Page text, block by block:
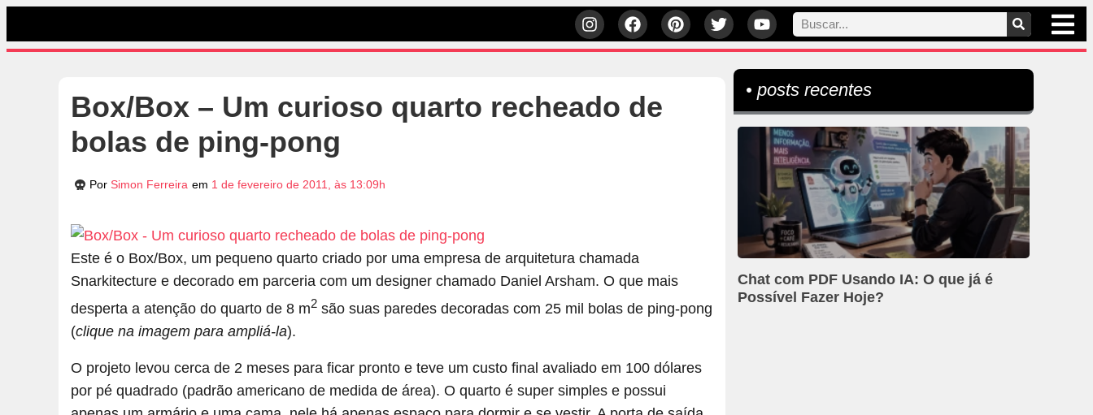
Box/Box – Um curioso quarto recheado de
bolas de ping-pong
Por Simon Ferreira em 1 de fevereiro de 2011, às 13:09h
Este é o Box/Box, um pequeno quarto criado por uma empresa de arquitetura chamada
Snarkitecture e decorado em parceria com um designer chamado Daniel Arsham. O que mais
desperta a atenção do quarto de 8 m2 são suas paredes decoradas com 25 mil bolas de ping-pong
(clique na imagem para ampliá-la).
O projeto levou cerca de 2 meses para ficar pronto e teve um custo final avaliado em 100 dólares
por pé quadrado (padrão americano de medida de área). O quarto é super simples e possui
• posts recentes
Chat com PDF Usando IA: O que já é
Possível Fazer Hoje?